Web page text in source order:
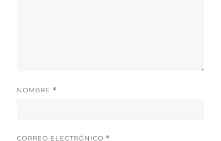
NOMBRE *
CORREO ELECTRÓNICO *